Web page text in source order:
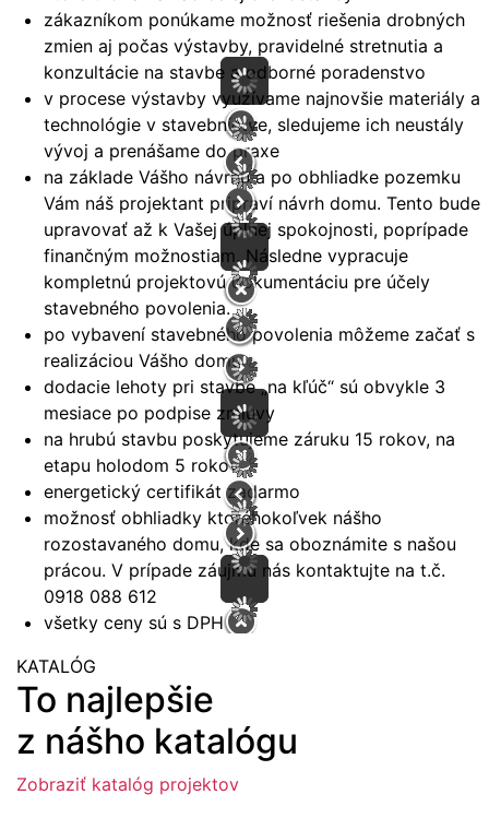
zákazníkom ponúkame možnosť riešenia drobných
zmien aj počas výstavby, pravidelné stretnutia a
konzultácie na stavbe a odborné poradenstvo
v procese výstavby využívame najnovšie materiály a
technológie v stavebníctve, sledujeme ich neustály
vývoj a prenášame do praxe
na základe Vášho návrhu a po obhliadke pozemku
Vám náš projektant pripraví návrh domu. Tento bude
upravovať až k Vašej úplnej spokojnosti, poprípade
finančným možnostiam. Následne vypracuje
kompletnú projektovú dokumentáciu pre účely
stavebného povolenia.
po vybavení stavebného povolenia môžeme začať s
realizáciou Vášho domu
dodacie lehoty pri stavbe „na kľúč“ sú obvykle 3
mesiace po podpise zmluvy
na hrubú stavbu poskytujeme záruku 15 rokov, na
etapu holodom 5 rokov
energetický certifikát zadarmo
možnosť obhliadky ktoréhokoľvek nášho
rozostavaného domu, kde sa oboznámite s našou
prácou. V prípade záujmu nás kontaktujte na t.č.
0918 088 612
všetky ceny sú s DPH
KATALÓG
To najlepšie
z nášho katalógu
Zobraziť katalóg projektov